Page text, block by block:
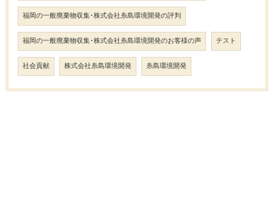
福岡の一般廃棄物収集･株式会社糸島環境開発の評判
福岡の一般廃棄物収集･株式会社糸島環境開発のお客様の声 テスト
社会貢献 株式会社糸島環境開発 糸島環境開発